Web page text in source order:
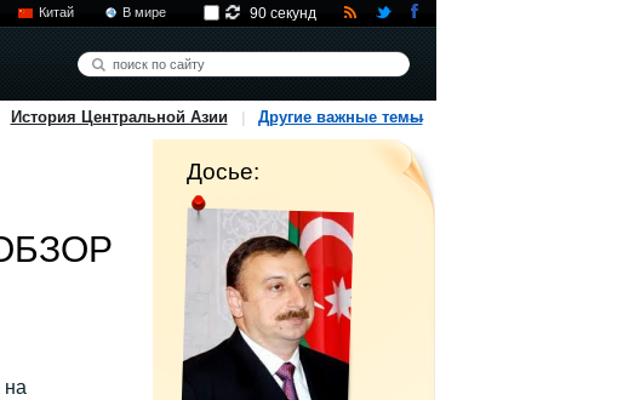
Китай В мире 90 секунд
История Центральной Азии Другие важные темы
на
Досье: